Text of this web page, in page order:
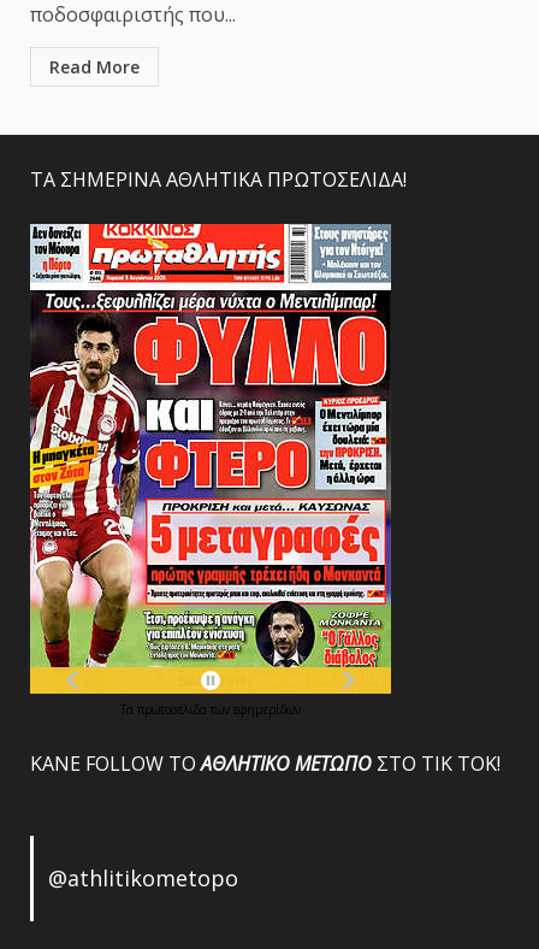
ποδοσφαιριστής που...
Read More
ΤΑ ΣΗΜΕΡΙΝΑ ΑΘΛΗΤΙΚΑ ΠΡΩΤΟΣΕΛΙΔΑ!
Τα πρωτοσέλιδα των εφημερίδων
ΚΑΝΕ FOLLOW ΤΟΑΘΛΗΤΙΚΟΜΕΤΩΠΟ ΣΤΟ ΤΙΚ ΤΟΚ!
@athlitikometopo